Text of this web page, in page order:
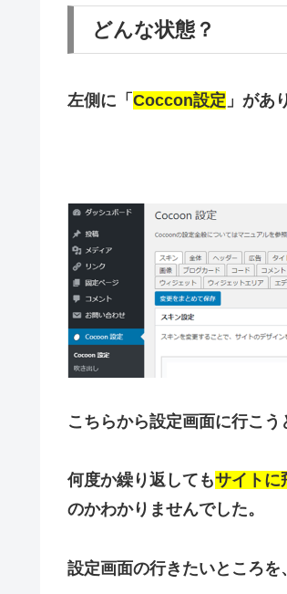
どんな状態？
左側に「 Coccon設定 」があ
こちらから設定画面に行こう
何度か繰り返してもサイトに
のかわかりませんでした。
設定画面の行きたいところを